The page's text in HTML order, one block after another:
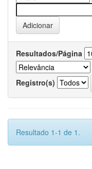
Resultados/Página
Registro(s)
Resultado 1-1 de 1.